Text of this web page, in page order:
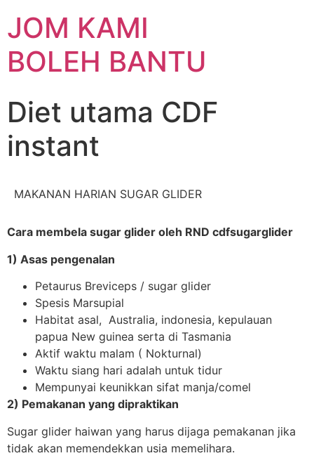
JOM KAMI
BOLEH BANTU
Diet utama CDF
instant
MAKANAN HARIAN SUGAR GLIDER
Cara membela sugar glider oleh RND cdfsugarglider
1) Asas pengenalan
Petaurus Breviceps / sugar glider
Spesis Marsupial
Habitat asal, Australia, indonesia, kepulauan
papua New guinea serta di Tasmania
Aktif waktu malam ( Nokturnal)
Waktu siang hari adalah untuk tidur
Mempunyai keunikkan sifat manja/comel
2) Pemakanan yang dipraktikan
Sugar glider haiwan yang harus dijaga pemakanan jika
tidak akan memendekkan usia memelihara.